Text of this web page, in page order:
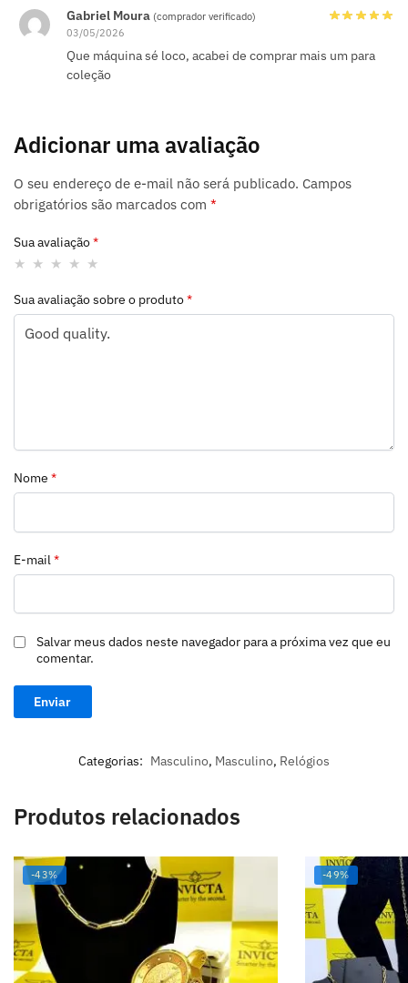
Gabriel Moura (comprador verificado)
03/05/2026
Que máquina sé loco, acabei de comprar mais um para
coleção
Adicionar uma avaliação
O seu endereço de e-mail não será publicado. Campos
obrigatórios são marcados com *
Sua avaliação*
Sua avaliação sobre o produto*
Nome *
E-mail*
Salvar meus dados neste navegador para a próxima vez que eu
comentar.
Categorias: Masculino, Masculino, Relógios
Produtos relacionados
-43% -49%